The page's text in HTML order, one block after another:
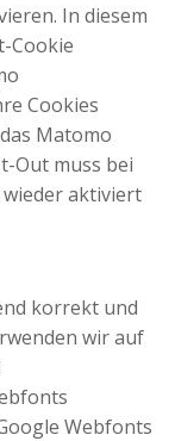
In diesem
Cookie
Cookies
Matomo
Out muss bei
aktiviert
korrekt und
wir auf
Webfonts